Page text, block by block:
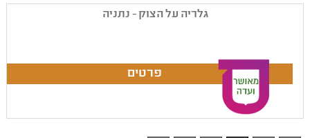
גלריה על הצוק - נתניה